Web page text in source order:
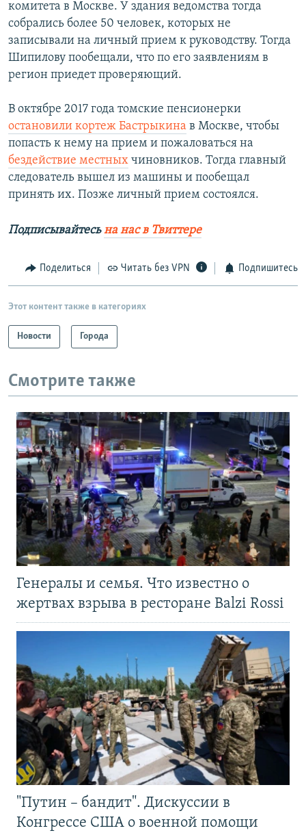
комитета в Москве. У здания ведомства тогда
собрались более 50 человек, которых не
записывали на личный прием к руководству. Тогда
Шипилову пообещали, что по его заявлениям в
регион приедет проверяющий.
В октябре 2017 года томские пенсионерки
остановили кортеж Бастрыкина в Москве, чтобы
попасть к нему на прием и пожаловаться на
бездействие местных чиновников. Тогда главный
следователь вышел из машины и пообещал
принять их. Позже личный прием состоялся.
Подписывайтесьна нас в Твиттере
Поделиться Читать без VPN Подпишитесь
Этот контент также в категориях
Новости Города
Смотрите также
Генералы и семья. Что известно о
жертвах взрыва в ресторане Balzi Rossi
"Путин – бандит". Дискуссии в
Конгрессе США о военной помощи